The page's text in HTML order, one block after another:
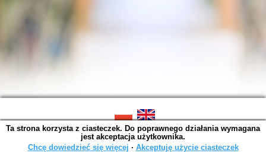
SOWA OPAC v. 6.11.10 (2026-07-24)
Wygenerowano w 0,0046 s.
Ta strona korzysta z ciasteczek. Do poprawnego działania wymagana
jest akceptacja użytkownika.
Chcę dowiedzieć się więcej ∙ Akceptuję użycie ciasteczek